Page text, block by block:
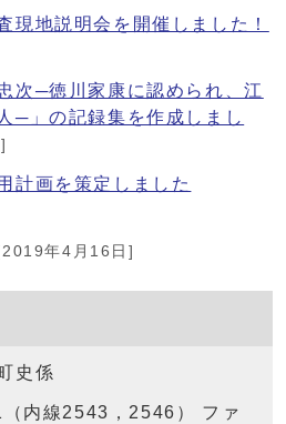
現地説明会を開催しました！
次─徳川家康に認められ、江
─」の記録集を作成しまし
計画を策定しました
年4月16日]
史係
内線2543，2546） ファ